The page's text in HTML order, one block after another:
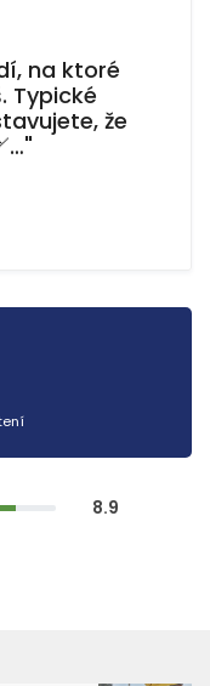
na ktoré
Typické
že
8.9